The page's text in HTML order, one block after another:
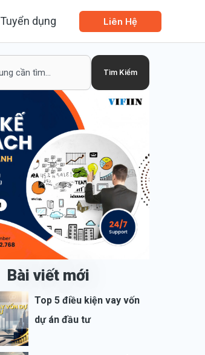
Tuyển dụng Liên Hệ
Tìm Kiếm
Bài viết mới
Top 5 điều kiện vay vốn
dự án đầu tư